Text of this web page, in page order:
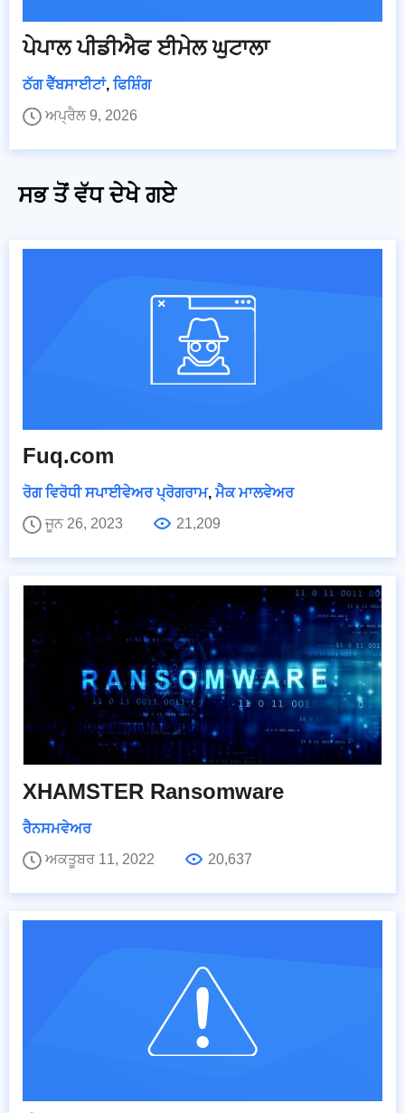
ਪੇਪਾਲ ਪੀਡੀਐਫ ਈਮੇਲ ਘੁਟਾਲਾ
ਠੱਗ ਵੈੱਬਸਾਈਟਾਂ, ਫਿਸ਼ਿੰਗ
ਅਪ੍ਰੈਲ 9, 2026
ਸਭ ਤੋਂ ਵੱਧ ਦੇਖੇ ਗਏ
Fuq.com
ਰੋਗ ਵਿਰੋਧੀ ਸਪਾਈਵੇਅਰ ਪ੍ਰੋਗਰਾਮ, ਮੈਕ ਮਾਲਵੇਅਰ
ਜੂਨ 26, 2023
21,209
XHAMSTER Ransomware
ਰੈਨਸਮਵੇਅਰ
ਅਕਤੂਬਰ 11, 2022
20,637